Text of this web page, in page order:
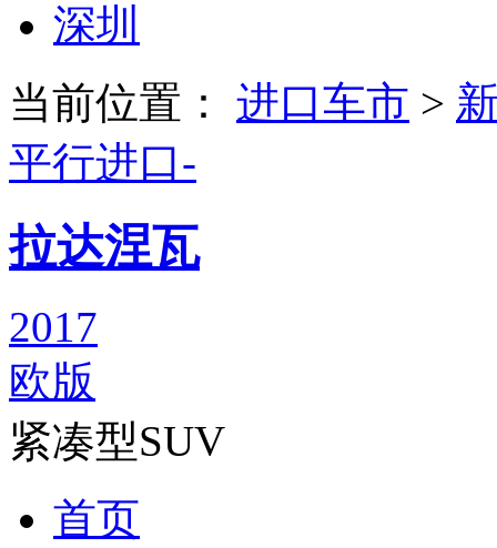
深圳
当前位置：
进口车市 >
平行进口-
拉达涅瓦
2017
欧版
紧凑型SUV
首页